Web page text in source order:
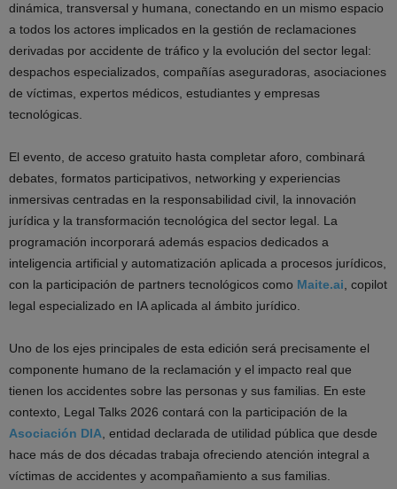
dinámica, transversal y humana, conectando en un mismo espacio
a todos los actores implicados en la gestión de reclamaciones
derivadas por accidente de tráfico y la evolución del sector legal:
despachos especializados, compañías aseguradoras, asociaciones
de víctimas, expertos médicos, estudiantes y empresas
tecnológicas.
El evento, de acceso gratuito hasta completar aforo, combinará
debates, formatos participativos, networking y experiencias
inmersivas centradas en la responsabilidad civil, la innovación
jurídica y la transformación tecnológica del sector legal. La
programación incorporará además espacios dedicados a
inteligencia artificial y automatización aplicada a procesos jurídicos,
con la participación de partners tecnológicos como Maite.ai , copilot
legal especializado en IA aplicada al ámbito jurídico.
Uno de los ejes principales de esta edición será precisamente el
componente humano de la reclamación y el impacto real que
tienen los accidentes sobre las personas y sus familias. En este
contexto, Legal Talks 2026 contará con la participación de la
Asociación DIA , entidad declarada de utilidad pública que desde
hace más de dos décadas trabaja ofreciendo atención integral a
víctimas de accidentes y acompañamiento a sus familias.